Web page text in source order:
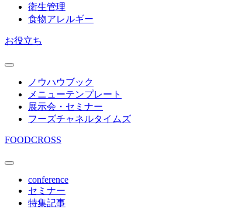
衛生管理
食物アレルギー
お役立ち
ノウハウブック
メニューテンプレート
展示会・セミナー
フーズチャネルタイムズ
FOODCROSS
conference
セミナー
特集記事